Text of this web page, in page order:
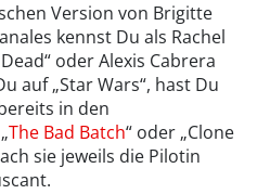
Version von Brigitte
kennst Du als Rachel
oder Alexis Cabrera
auf „Star Wars“, hast Du
in den
The Bad Batch“ oder „Clone
sie jeweils die Pilotin